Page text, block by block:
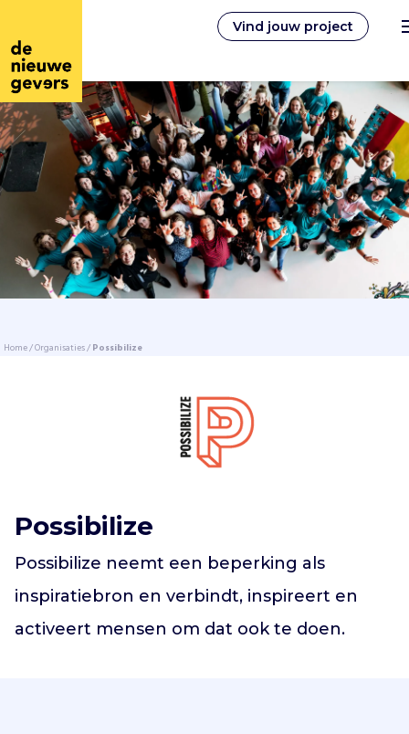
Vind jouw project
Nederlands
Vrijwilligerswerk
Vrijwilligers vinden
Over ons
Vind jouw project
Home/Organisaties/Possibilize
Possibilize
Possibilize neemt een beperking als
inspiratiebron en verbindt, inspireert en
activeert mensen om dat ook te doen.